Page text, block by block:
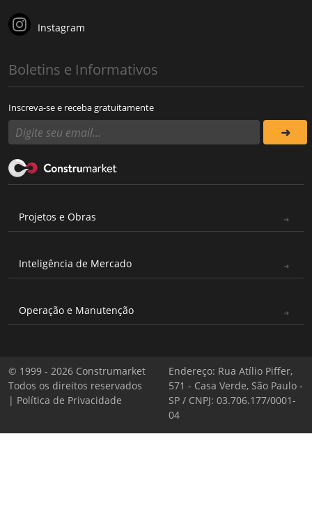
Instagram
Boletins e Informativos
Inscreva-se e receba gratuitamente
Projetos e Obras
Inteligência de Mercado
Operação e Manutenção
© 1999 - 2026 Construmarket
Todos os direitos reservados
| Política de Privacidade
Endereço: Rua Atílio Piffer,
571 - Casa Verde, São Paulo -
SP / CNPJ: 03.706.177/0001-
04